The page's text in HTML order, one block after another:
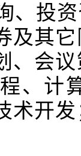
、投
及其
、会
、计
术开